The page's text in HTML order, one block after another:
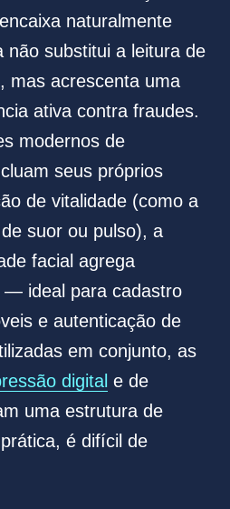
naturalmente
não substitui a leitura de
mas acrescenta uma
ativa contra fraudes.
modernos de
seus próprios
de vitalidade (como a
suor ou pulso), a
facial agrega
— ideal para cadastro
e autenticação de
em conjunto, as
digital e de
uma estrutura de
é difícil de